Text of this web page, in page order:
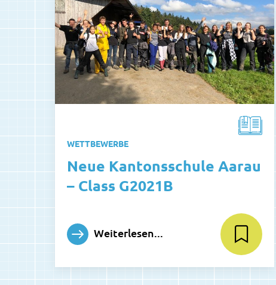
WETTBEWERBE
Neue Kantonsschule Aarau
– Class G2021B
Weiterlesen...